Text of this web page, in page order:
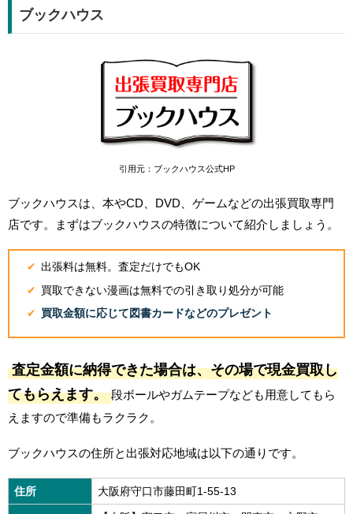
ブックハウス
引用元：ブックハウス公式HP
ブックハウスは、本やCD、DVD、ゲームなどの出張買取専門
店です。まずはブックハウスの特徴について紹介しましょう。
出張料は無料。査定だけでもOK
買取できない漫画は無料での引き取り処分が可能
買取金額に応じて図書カードなどのプレゼント
査定金額に納得できた場合は、その場で現金買取し
てもらえます。 段ボールやガムテープなども用意してもら
えますので準備もラクラク。
ブックハウスの住所と出張対応地域は以下の通りです。
住所 大阪府守口市藤田町1-55-13